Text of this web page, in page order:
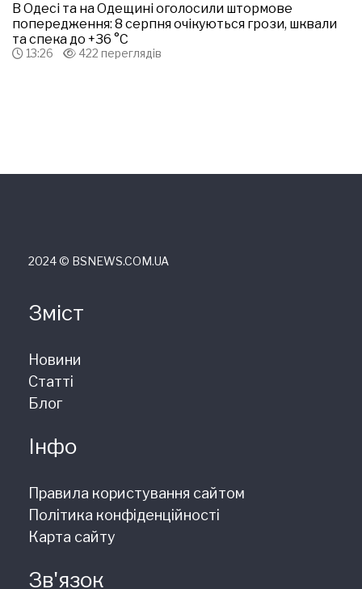
В Одесі та на Одещині оголосили штормове
попередження: 8 серпня очікуються грози, шквали
та спека до +36 °С
13:26 422 переглядів
2024 © ВSNEWS.COM.UA
Зміст
Новини
Статті
Блог
Інфо
Правила користування сайтом
Політика конфіденційності
Карта сайту
Зв'язок